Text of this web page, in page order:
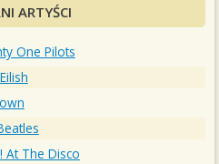
ARTYŚCI
One Pilots
At The Disco